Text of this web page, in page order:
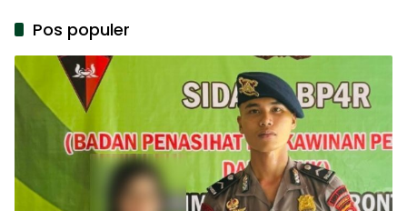
Pos populer